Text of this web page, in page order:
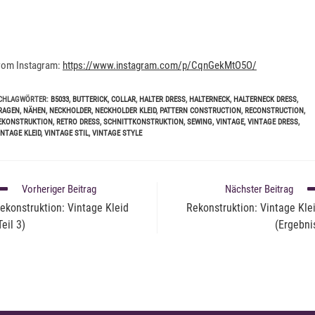
Instagram: https://www.instagram.com/p/CqnGekMtO5O/
: B5033, BUTTERICK, COLLAR, HALTER DRESS, HALTERNECK, HALTERNECK DRESS,
, NÄHEN, NECKHOLDER, NECKHOLDER KLEID, PATTERN CONSTRUCTION, RECONSTRUCTION,
, RETRO DRESS, SCHNITTKONSTRUKTION, SEWING, VINTAGE, VINTAGE DRESS,
KLEID, VINTAGE STIL, VINTAGE STYLE
Vorheriger Beitrag
Vintage Kleid
3)
Nächster Beitrag
Rekonstruktion: Vintage